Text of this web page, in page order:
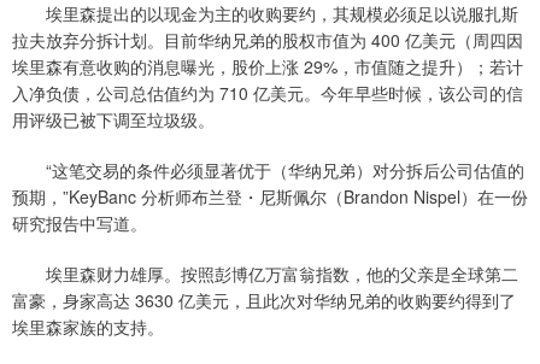
埃里森提出的以现金为主的收购要约，其规模必须足以说服扎斯
拉夫放弃分拆计划。目前华纳兄弟的股权市值为 400 亿美元（周四因
埃里森有意收购的消息曝光，股价上涨 29%，市值随之提升）；若计
入净负债，公司总估值约为 710 亿美元。今年早些时候，该公司的信
用评级已被下调至垃圾级。
“这笔交易的条件必须显著优于（华纳兄弟）对分拆后公司估值的
预期，”KeyBanc 分析师布兰登・尼斯佩尔（Brandon Nispel）在一份
研究报告中写道。
埃里森财力雄厚。按照彭博亿万富翁指数，他的父亲是全球第二
富豪，身家高达 3630 亿美元，且此次对华纳兄弟的收购要约得到了
埃里森家族的支持。